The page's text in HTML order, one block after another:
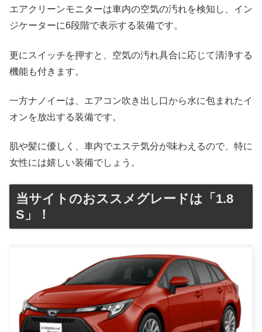
エアクリーンモニターは車内の空気の汚れを検知し、イン
ジケーターに6段階で表示する装備です。
更にスイッチを押すと、空気の汚れ具合に応じて清浄する
機能も付きます。
一方ナノイーは、エアコン吹き出し口から水に包まれたイ
オンを放出する装備です。
肌や髪に優しく、車内でエステ気分が味わえるので、特に
女性には嬉しい装備でしょう。
当サイトのおススメグレードは「1.8
S」！